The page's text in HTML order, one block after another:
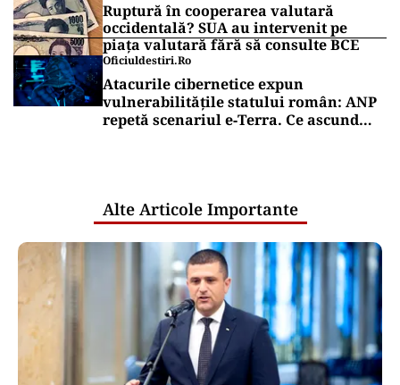
Ruptură în cooperarea valutară
occidentală? SUA au intervenit pe
piața valutară fără să consulte BCE
Oficiuldestiri.ro
Atacurile cibernetice expun
vulnerabilitățile statului român: ANP
repetă scenariul e‑Terra. Ce ascund
Alte Articole Importante